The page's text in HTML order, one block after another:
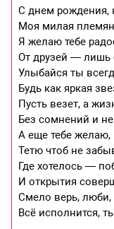
С днем рождения,
Моя милая
Я желаю тебе
От друзей — лишь
Улыбайся ты
Будь как яркая
Пусть везет, а
Без сомнений и
А еще тебе желаю,
Тетю чтоб не
Где хотелось —
И открытия
Смело верь,
Всё исполнится,